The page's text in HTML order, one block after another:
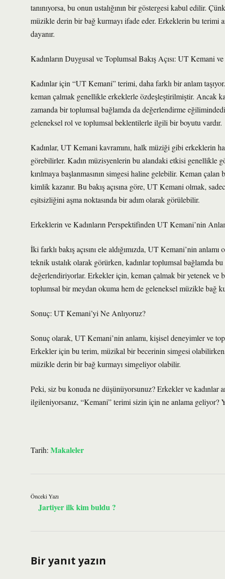
tanınıyorsa, bu onun ustalığının bir göstergesi kabul edilir.
müzikle derin bir bağ kurmayı ifade eder. Erkeklerin bu terimi
dayanır.
Kadınların Duygusal ve Toplumsal Bakış Açısı: UT Kemani
Kadınlar için “UT Kemani” terimi, daha farklı bir anlam
keman çalmak genellikle erkeklerle özdeşleştirilmiştir. Ancak
zamanda bir toplumsal bağlamda da değerlendirme
geleneksel rol ve toplumsal beklentilerle ilgili bir boyutu vardır.
Kadınlar, UT Kemani kavramını, halk müziği gibi erkeklerin
görebilirler. Kadın müzisyenlerin bu alandaki etkisi genellikle
kırılmaya başlanmasının simgesi haline gelebilir. Keman
kimlik kazanır. Bu bakış açısına göre, UT Kemani olmak,
eşitsizliğini aşma noktasında bir adım olarak görülebilir.
Erkeklerin ve Kadınların Perspektifinden UT Kemani’nin
İki farklı bakış açısını ele aldığımızda, UT Kemani’nin
teknik ustalık olarak görürken, kadınlar toplumsal bağlamda
değerlendiriyorlar. Erkekler için, keman çalmak bir yetenek ve
toplumsal bir meydan okuma hem de geleneksel müzikle bağ
Sonuç: UT Kemani’yi Ne Anlıyoruz?
Sonuç olarak, UT Kemani’nin anlamı, kişisel deneyimler ve
Erkekler için bu terim, müzikal bir becerinin simgesi
müzikle derin bir bağ kurmayı simgeliyor olabilir.
Peki, siz bu konuda ne düşünüyorsunuz? Erkekler ve kadınlar
ilgileniyorsanız, “Kemani” terimi sizin için ne anlama geliyor?
Tarih: Makaleler
Önceki Yazı
Jartiyer ilk kim buldu ?
Bir yanıt yazın